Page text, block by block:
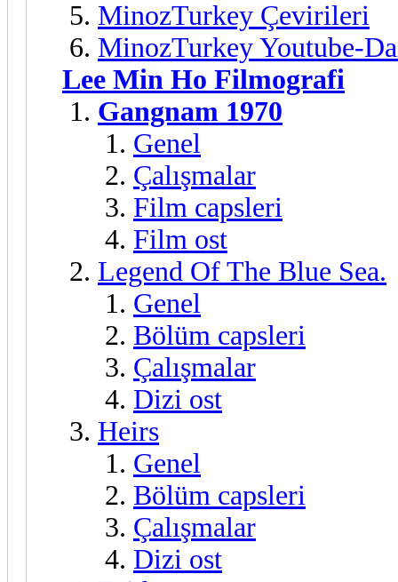
MinozTurkey Çevirileri
MinozTurkey Youtube-
Lee Min Ho Filmografi
Gangnam 1970
Genel
Çalışmalar
Film capsleri
Film ost
Legend Of The Blue Sea.
Genel
Bölüm capsleri
Çalışmalar
Dizi ost
Heirs
Genel
Bölüm capsleri
Çalışmalar
Dizi ost